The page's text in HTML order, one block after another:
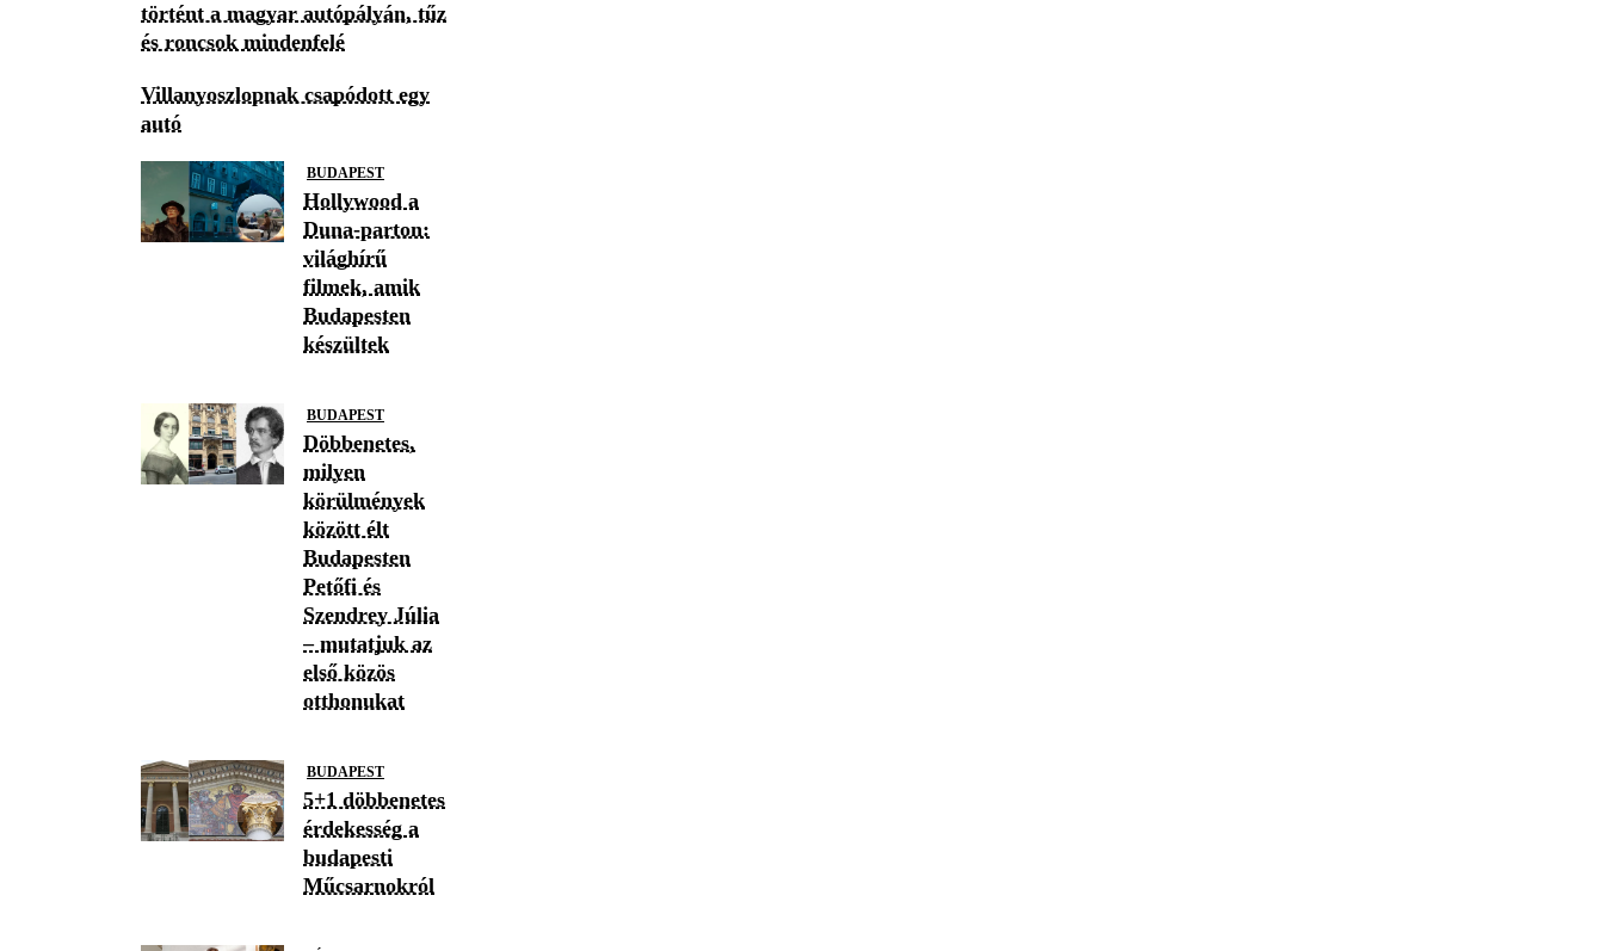
történt a magyar autópályán, tűz
és roncsok mindenfelé
Villanyoszlopnak csapódott egy
autó
BUDAPEST
Hollywood a
Duna-parton:
világhírű
filmek, amik
Budapesten
készültek
BUDAPEST
Döbbenetes,
milyen
körülmények
között élt
Budapesten
Petőfi és
Szendrey Júlia
– mutatjuk az
első közös
otthonukat
BUDAPEST
5+1 döbbenetes
érdekesség a
budapesti
Műcsarnokról